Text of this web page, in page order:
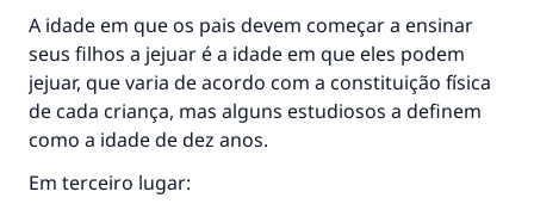
A idade em que os pais devem começar a ensinar
seus filhos a jejuar é a idade em que eles podem
jejuar, que varia de acordo com a constituição física
de cada criança, mas alguns estudiosos a definem
como a idade de dez anos.
Em terceiro lugar:
A resposta n° 110845 salvou um
casamento.
Ajude-nos a responder à Ummah